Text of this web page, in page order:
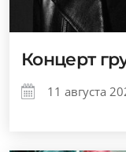
Концерт
11 августа